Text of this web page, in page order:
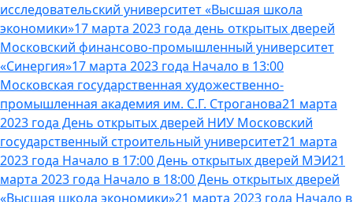
исследовательский университет «Высшая школа
экономики»17 марта 2023 года день открытых дверей
Московский финансово-промышленный университет
«Синергия»17 марта 2023 года Начало в 13:00
Московская государственная художественно-
промышленная академия им. С.Г. Строганова21 марта
2023 года День открытых дверей НИУ Московский
государственный строительный университет21 марта
2023 года Начало в 17:00 День открытых дверей МЭИ21
марта 2023 года Начало в 18:00 День открытых дверей
«Высшая школа экономики»21 марта 2023 года Начало в